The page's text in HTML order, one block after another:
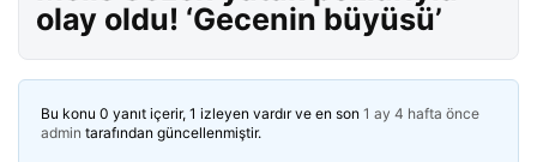
olay oldu! ‘Gecenin büyüsü’
Bu konu 0 yanıt içerir, 1 izleyen vardır ve en son 1 ay 4 hafta önce
admin tarafından güncellenmiştir.